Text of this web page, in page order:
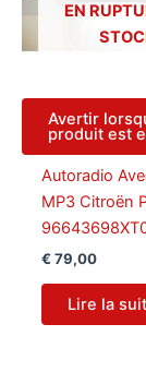
EN
Avertir
produit est
Autoradio
MP3 Citroën
€ 79,00
Lire la